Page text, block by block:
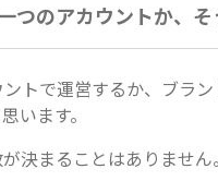
のアカウントか、そ
トで運営するか、ブラ
います。
決まることはありません。